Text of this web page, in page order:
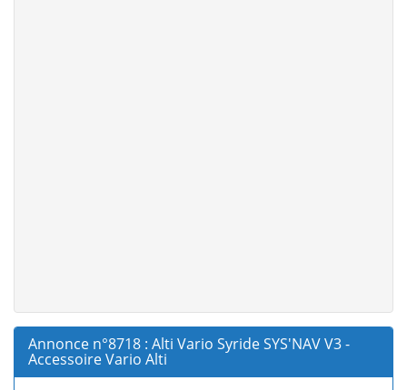
Annonce n°8718 : Alti Vario Syride SYS'NAV V3 -
Accessoire Vario Alti